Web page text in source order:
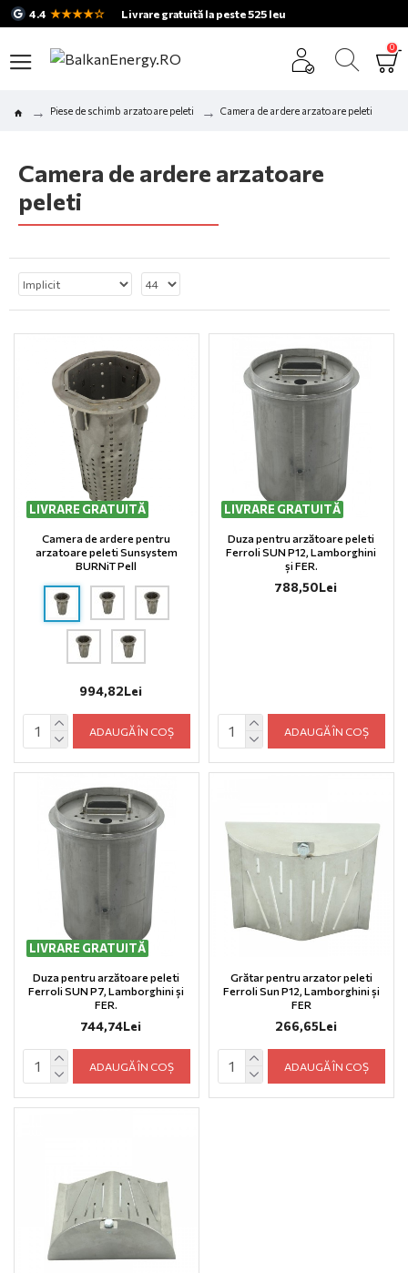
4.4 ★★★★☆ Livrare gratuită la peste 525 leu
0
Piese de schimb arzatoare peleti Camera de ardere arzatoare peleti
Camera de ardere arzatoare
peleti
LIVRARE GRATUITĂ
Camera de ardere pentru
arzatoare peleti Sunsystem
BURNiT Pell
994,82Lei
ADAUGĂ ÎN COȘ
LIVRARE GRATUITĂ
Duza pentru arzătoare peleti
Ferroli SUN P12, Lamborghini
și FER.
788,50Lei
ADAUGĂ ÎN COȘ
LIVRARE GRATUITĂ
Duza pentru arzătoare peleti
Ferroli SUN P7, Lamborghini și
FER.
744,74Lei
ADAUGĂ ÎN COȘ
Grătar pentru arzator peleti
Ferroli Sun P12, Lamborghini și
FER
266,65Lei
ADAUGĂ ÎN COȘ